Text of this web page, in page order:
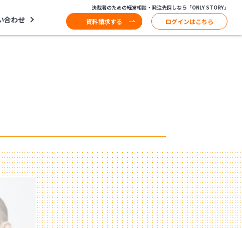
合わせ
決裁者のための経営相談・発注先探しなら「ONLY STORY」
資料請求する ログインはこちら